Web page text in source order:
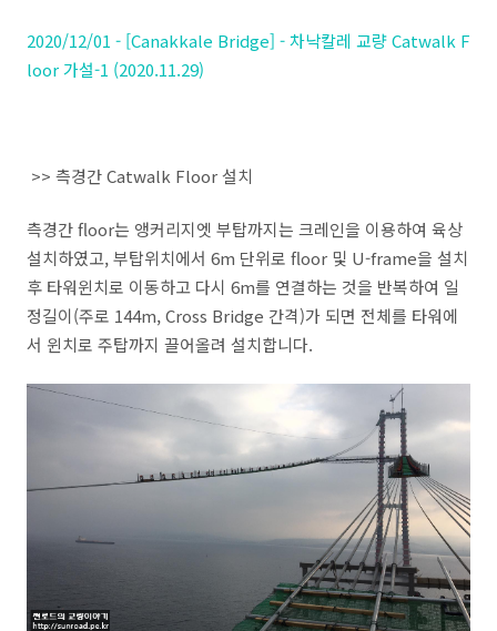
2020/12/01 - [Canakkale Bridge] - 차낙칼레 교량 Catwalk F
loor 가설-1 (2020.11.29)
>> 측경간 Catwalk Floor 설치
측경간 floor는 앵커리지엣 부탑까지는 크레인을 이용하여 육상
설치하였고, 부탑위치에서 6m 단위로 floor 및 U-frame을 설치
후 타워윈치로 이동하고 다시 6m를 연결하는 것을 반복하여 일
정길이(주로 144m, Cross Bridge 간격)가 되면 전체를 타워에
서 윈치로 주탑까지 끌어올려 설치합니다.